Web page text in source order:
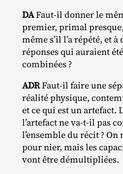
DAFaut‐​il donner le
premier, primal
même s’il l’a répété, et à
réponses qui auraient
combinées ?
ADRFaut‐​il faire une
réalité physique,
et ce qui est un artefact.
l’artefact ne va‐​t‐​il pas
l’ensemble du récit ? On
pour nier, mais les
vont être démultipliées.